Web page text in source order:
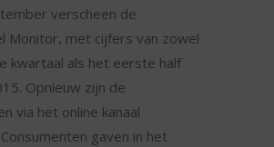
verscheen de
Monitor, met cijfers van zowel
kwartaal als het eerste half
Opnieuw zijn de
via het online kanaal
gaven in het